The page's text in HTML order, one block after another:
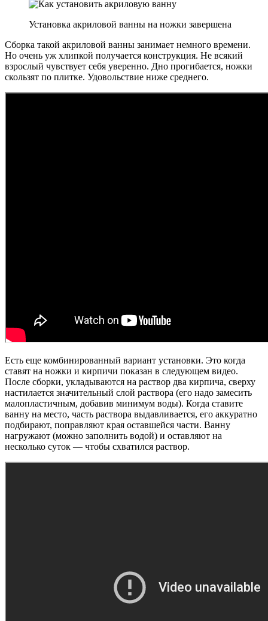
Установка акриловой ванны на ножки завершена
Сборка такой акриловой ванны занимает немного времени.
Но очень уж хлипкой получается конструкция. Не всякий
взрослый чувствует себя уверенно. Дно прогибается, ножки
скользят по плитке. Удовольствие ниже среднего.
Есть еще комбинированный вариант установки. Это когда
ставят на ножки и кирпичи показан в следующем видео.
После сборки, укладываются на раствор два кирпича, сверху
настилается значительный слой раствора (его надо замесить
малопластичным, добавив минимум воды). Когда ставите
ванну на место, часть раствора выдавливается, его аккуратно
подбирают, поправляют края оставшейся части. Ванну
нагружают (можно заполнить водой) и оставляют на
несколько суток — чтобы схватился раствор.